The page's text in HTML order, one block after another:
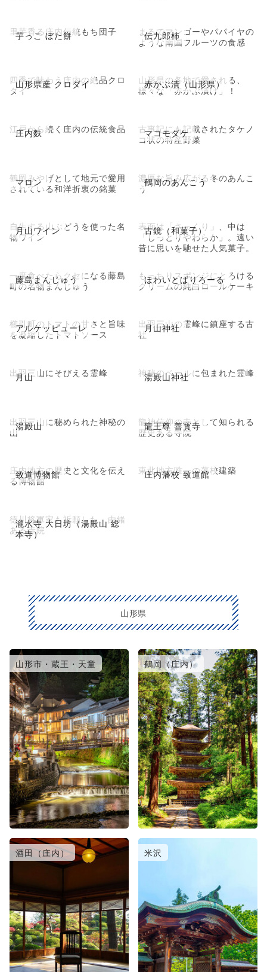
芋っこ ぼた餅
里芋香る庄内伝統もち団子 伝九郎柿
まるでマンゴーやパパイヤの
ような南国フルーツの食感
山形県産 クロダイ
四季で味わう庄内の絶品クロ
ダイ
赤かぶ漬（山形県）
山形県の各地で愛される、
様々な「赤かぶ漬け」！
庄内麩
江戸から続く庄内の伝統食品 マコモダケ
古事記にも記載されたタケノ
コ状の特産野菜
マロン
鶴岡みやげとして地元で愛用
されている和洋折衷の銘菓
鶴岡のあんこう
濃厚な旨み広がる冬のあんこ
う
月山ワイン
自生する山ぶどうを使った名
物ワイン
古鏡（和菓子）
表面は「さっくり」、中は
「しっとりやわらか」。遠い
昔に思いを馳せた人気菓子。
藤島まんじゅう
一度食べたらクセになる藤島
町の名物まんじゅう
ほわいとぱりろーる
もっちりスポンジにとろける
クリームの純白ロールケーキ
アルケッピューレ
櫛引町のトマトの甘さと旨味
を凝縮したトマトソース
月山神社
出羽三山の霊峰に鎮座する古
社
月山
出羽三山にそびえる霊峰 湯殿山神社
神秘のベールに包まれた霊峰
湯殿山
出羽三山に秘められた神秘の
山
龍王尊 善寳寺
龍神信仰の寺として知られる
歴史ある寺院
致道博物館
庄内地方の歴史と文化を伝え
る博物館
庄内藩校 致道館
東北地方唯一の藩校建築
瀧水寺 大日坊（湯殿山 総
本寺）
徳川将軍家も祈願した、由緒
ある寺院
山形県
山形市・蔵王・天童 鶴岡（庄内）
酒田（庄内） 米沢